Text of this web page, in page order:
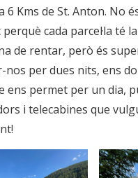
6 Kms de St. Anton. No
cada parcel·la té
de rentar, però és
nos per dues nits, ens
ens permet per un dia,
i telecabines que